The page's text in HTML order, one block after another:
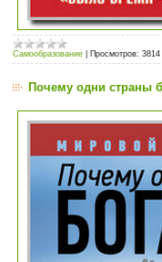
Самообразование Просмотров: 3814
Почему одни страны